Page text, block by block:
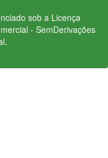
sob a Licença
- SemDerivações